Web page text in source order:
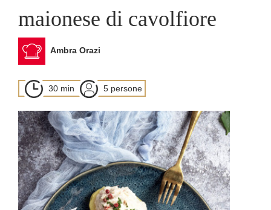
maionese di cavolfiore
Ambra Orazi
30 min 5 persone